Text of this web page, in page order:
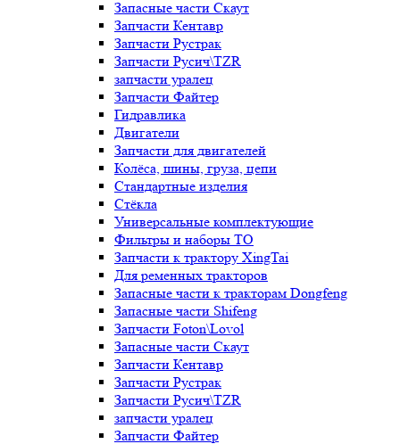
Запасные части Скаут
Запчасти Кентавр
Запчасти Рустрак
Запчасти Русич\TZR
запчасти уралец
Запчасти Файтер
Гидравлика
Двигатели
Запчасти для двигателей
Колёса, шины, груза, цепи
Стандартные изделия
Стёкла
Универсальные комплектующие
Фильтры и наборы ТО
Запчасти к трактору XingTai
Для ременных тракторов
Запасные части к тракторам Dongfeng
Запасные части Shifeng
Запчасти Foton\Lovol
Запасные части Скаут
Запчасти Кентавр
Запчасти Рустрак
Запчасти Русич\TZR
запчасти уралец
Запчасти Файтер